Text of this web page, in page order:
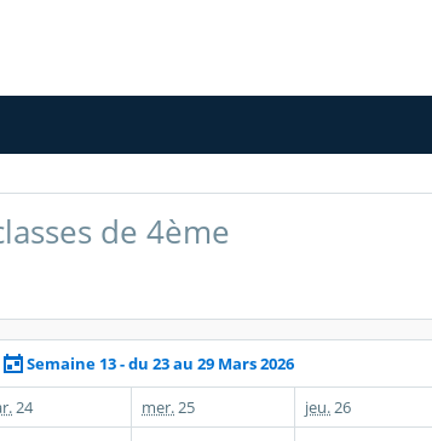
de 4ème
Semaine 13 - du 23 au 29 Mars 2026
24 mer. 25 jeu. 26